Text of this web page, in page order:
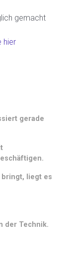
gemacht
hier
gerade
bringt, liegt es
der Technik.